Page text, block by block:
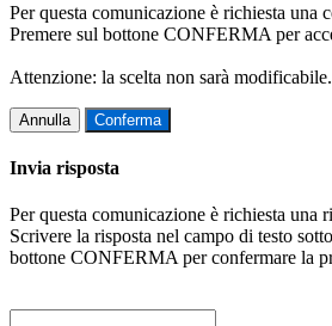
Per questa comunicazione è richiesta una
Premere sul bottone CONFERMA per
Attenzione: la scelta non sarà modificabile.
Annulla Conferma
Invia risposta
Per questa comunicazione è richiesta una
Scrivere la risposta nel campo di testo
bottone CONFERMA per confermare la